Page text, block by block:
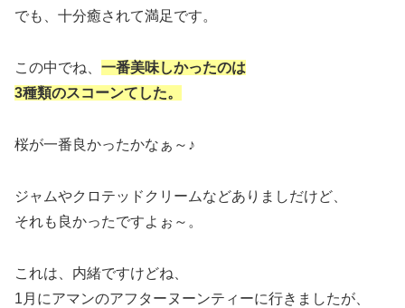
でも、十分癒されて満足です。
この中でね、 一番美味しかったのは
3種類のスコーンてした。
桜が一番良かったかなぁ～♪
ジャムやクロテッドクリームなどありましだけど、
それも良かったですよぉ～。
これは、内緒ですけどね、
1月にアマンのアフターヌーンティーに行きましたが、